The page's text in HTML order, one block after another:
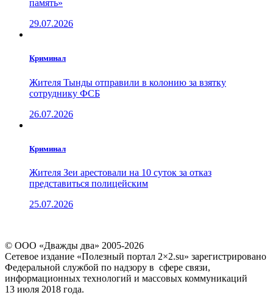
память»
29.07.2026
Криминал
Жителя Тынды отправили в колонию за взятку
сотруднику ФСБ
26.07.2026
Криминал
Жителя Зеи арестовали на 10 суток за отказ
представиться полицейским
25.07.2026
© ООО «Дважды два» 2005-2026
Сетевое издание «Полезный портал 2×2.su» зарегистрировано
Федеральной службой по надзору в сфере связи,
информационных технологий и массовых коммуникаций
13 июля 2018 года.